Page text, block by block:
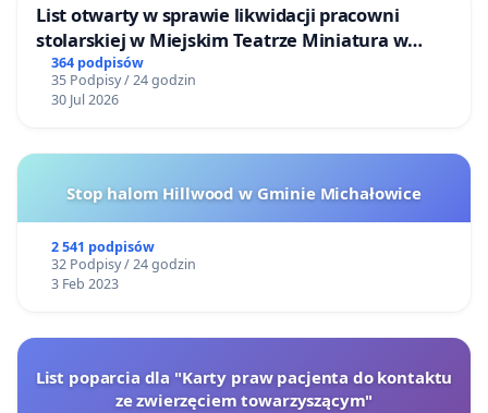
List otwarty w sprawie likwidacji pracowni
stolarskiej w Miejskim Teatrze Miniatura w
Gdańsku
364 podpisów
35 Podpisy / 24 godzin
30 Jul 2026
Stop halom Hillwood w Gminie Michałowice
2 541 podpisów
32 Podpisy / 24 godzin
3 Feb 2023
List poparcia dla "Karty praw pacjenta do kontaktu
ze zwierzęciem towarzyszącym"